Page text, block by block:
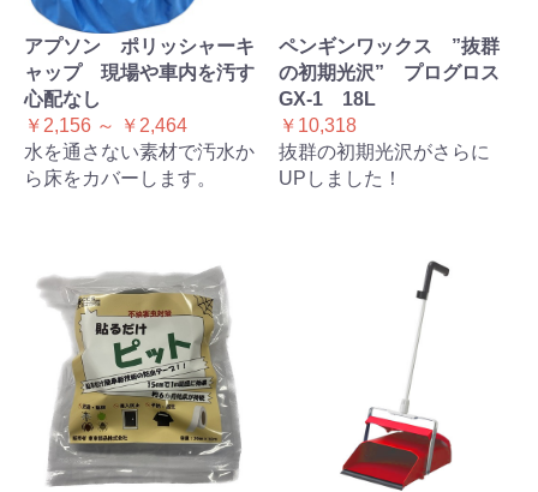
アプソン ポリッシャーキ
ャップ 現場や車内を汚す
心配なし
￥2,156 ～ ￥2,464
水を通さない素材で汚水か
ら床をカバーします。
ペンギンワックス ”抜群
の初期光沢” プログロス
GX-1 18L
￥10,318
抜群の初期光沢がさらに
UPしました！